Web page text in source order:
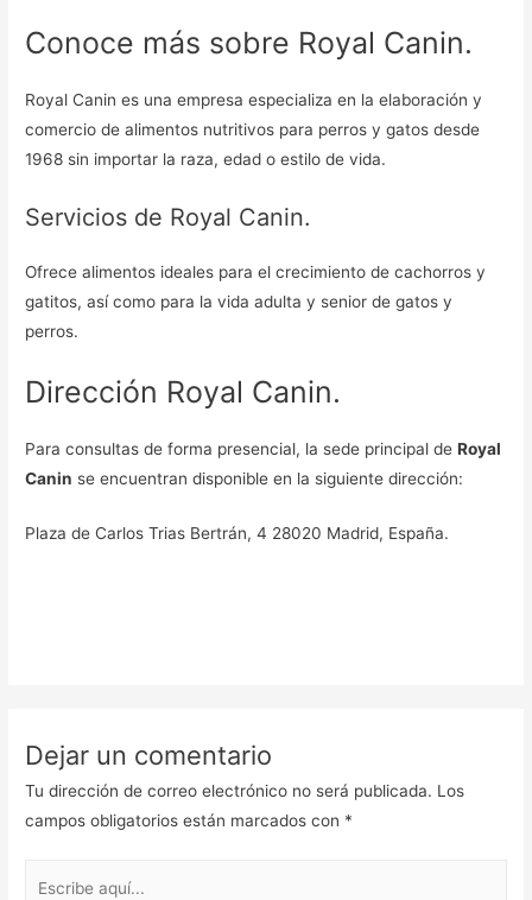
Conoce más sobre Royal Canin.
Royal Canin es una empresa especializa en la elaboración y
comercio de alimentos nutritivos para perros y gatos desde
1968 sin importar la raza, edad o estilo de vida.
Servicios de Royal Canin.
Ofrece alimentos ideales para el crecimiento de cachorros y
gatitos, así como para la vida adulta y senior de gatos y
perros.
Dirección Royal Canin.
Para consultas de forma presencial, la sede principal deRoyal
Canin se encuentran disponible en la siguiente dirección:
Plaza de Carlos Trias Bertrán, 4 28020 Madrid, España.
Dejar un comentario
Tu dirección de correo electrónico no será publicada. Los
campos obligatorios están marcados con *